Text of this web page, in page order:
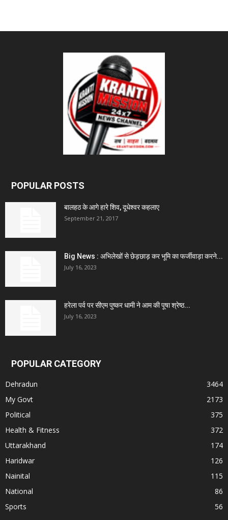
POPULAR POSTS
बालहठ के आगे हारे शिव, दूधेश्वर कहलाए
September 21, 2017
Big News : अभिलेखों से छेड़छाड़ कर भूमि का फर्जीवाड़ा करने...
July 16, 2023
हरेला पर्व पर सीएम पुष्कर धामी ने आम की पूषा श्रेष्ठ...
July 16, 2023
POPULAR CATEGORY
Dehradun
3464
My Govt
2173
Political
375
Health & Fitness
372
Uttarakhand
174
Haridwar
126
Nainital
115
National
86
Sports
56